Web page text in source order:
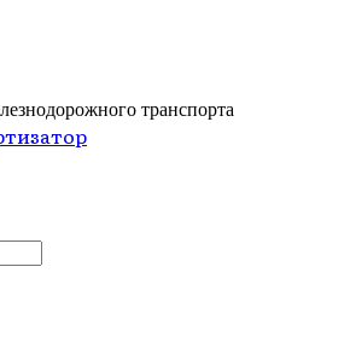
транспорта